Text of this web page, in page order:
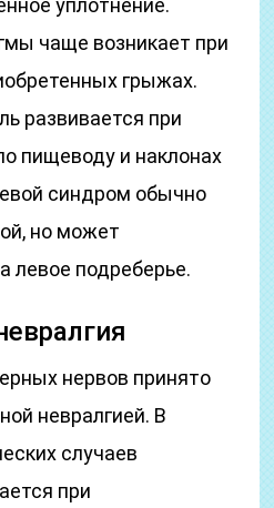
уплотнение.
чаще возникает при
грыжах.
развивается при
пищеводу и наклонах
синдром обычно
но может
левое подреберье.
нервов принято
невралгией. В
случаев
при